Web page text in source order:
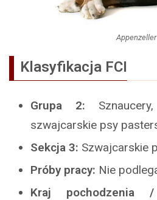
Appenzeller
Klasyfikacja FCI
Grupa 2:
szwajcarskie psy
Sekcja 3: Szwajcarskie
Próby pracy: Nie
Kraj pochodzenia